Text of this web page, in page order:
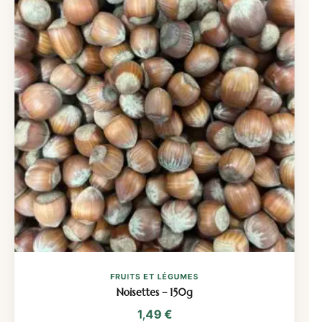
FRUITS ET LÉGUMES
Noisettes – 150g
1,49 €